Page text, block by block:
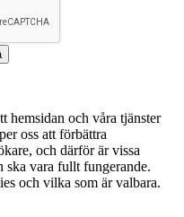
hemsidan och våra tjänster
oss att förbättra
och därför är vissa
ska vara fullt fungerande.
och vilka som är valbara.